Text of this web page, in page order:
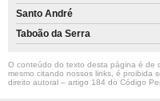
Santo André
Taboão da Serra
O conteúdo do texto desta página é de
mesmo citando nossos links, é proibida
direito autoral – artigo 184 do Código